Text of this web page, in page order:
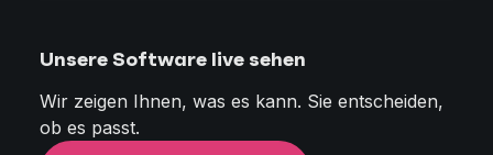
Unsere Software live sehen
Wir zeigen Ihnen, was es kann. Sie entscheiden,
ob es passt.